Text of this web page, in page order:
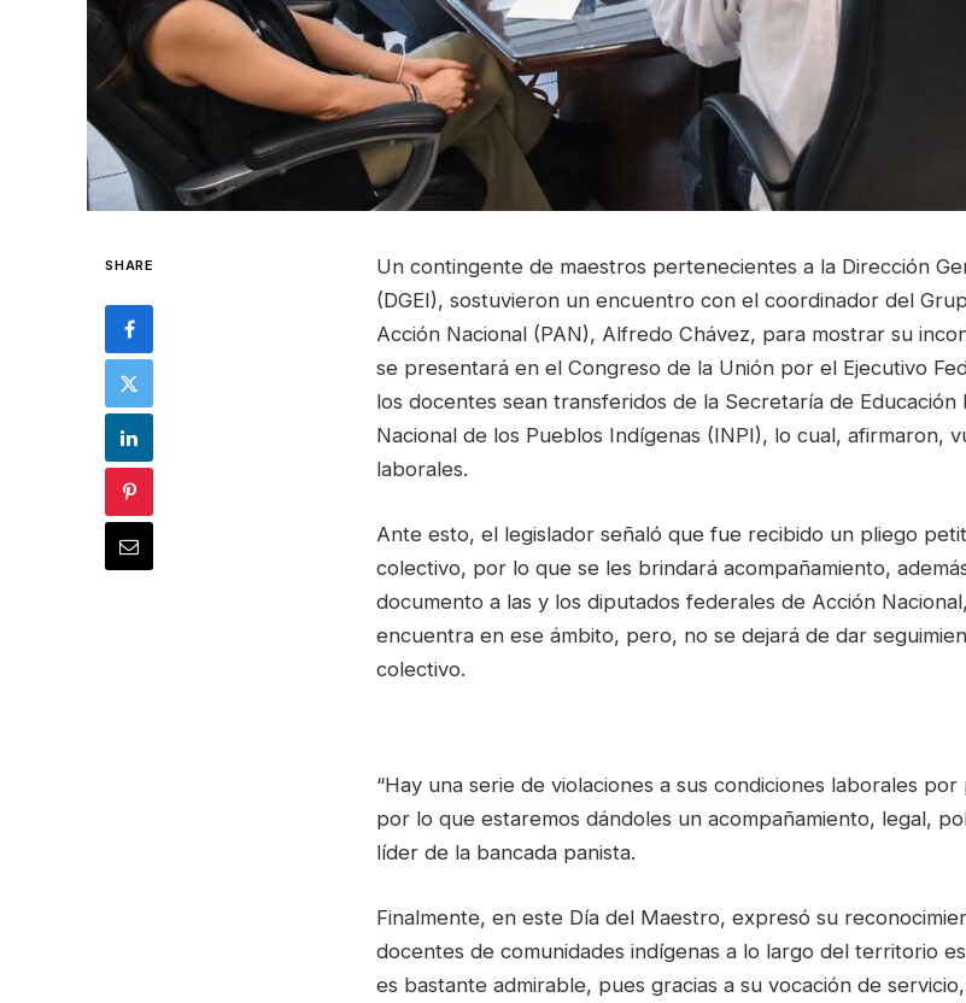
SHARE
Un contingente de maestros pertenecientes a la Dirección
(DGEI), sostuvieron un encuentro con el coordinador del
Acción Nacional (PAN), Alfredo Chávez, para mostrar su
se presentará en el Congreso de la Unión por el Ejecutivo
los docentes sean transferidos de la Secretaría de Educación
Nacional de los Pueblos Indígenas (INPI), lo cual, afirmaron,
laborales.
Ante esto, el legislador señaló que fue recibido un pliego
colectivo, por lo que se les brindará acompañamiento,
documento a las y los diputados federales de Acción
encuentra en ese ámbito, pero, no se dejará de dar
colectivo.
“Hay una serie de violaciones a sus condiciones laborales
por lo que estaremos dándoles un acompañamiento, legal,
líder de la bancada panista.
Finalmente, en este Día del Maestro, expresó su
docentes de comunidades indígenas a lo largo del territorio
es bastante admirable, pues gracias a su vocación de